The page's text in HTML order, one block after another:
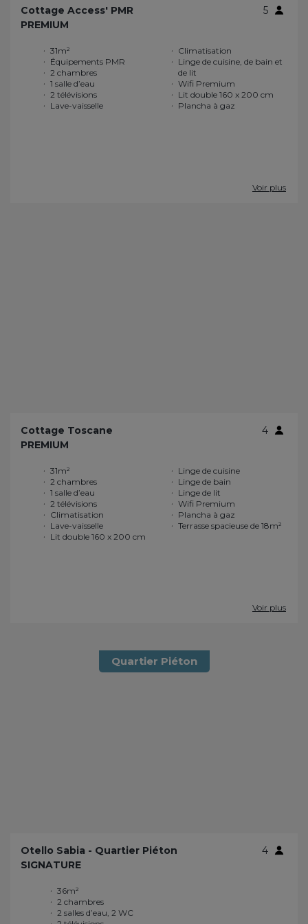
Cottage Access' PMR
5
PREMIUM
31m²
Équipements PMR
2 chambres
1 salle d’eau
2 télévisions
Lave-vaisselle
Climatisation
Linge de cuisine, de bain et
de lit
Wifi Premium
Lit double 160 x 200 cm
Plancha à gaz
Voir plus
Cottage Toscane
4
PREMIUM
31m²
2 chambres
1 salle d’eau
2 télévisions
Climatisation
Lave-vaisselle
Lit double 160 x 200 cm
Linge de cuisine
Linge de bain
Linge de lit
Wifi Premium
Plancha à gaz
Terrasse spacieuse de 18m²
Voir plus
Quartier Piéton
Otello Sabia - Quartier Piéton
4
SIGNATURE
36m²
2 chambres
2 salles d’eau, 2 WC